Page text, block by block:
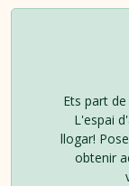
Ets part
L'espai
llogar!
obtenir